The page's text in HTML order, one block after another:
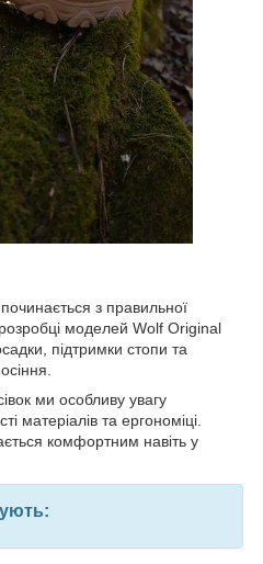
з правильної
розробці моделей Wolf Original
підтримки стопи та
ми особливу увагу
матеріалів та ергономіці.
комфортним навіть у